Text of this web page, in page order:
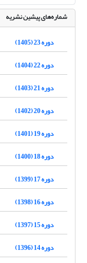
شماره‌های پیشین نشریه
دوره 23 (1405)
دوره 22 (1404)
دوره 21 (1403)
دوره 20 (1402)
دوره 19 (1401)
دوره 18 (1400)
دوره 17 (1399)
دوره 16 (1398)
دوره 15 (1397)
دوره 14 (1396)